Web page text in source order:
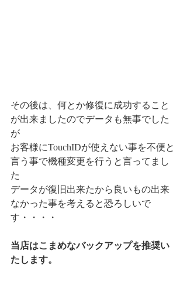
その後は、何とか修復に成功すること
が出来ましたのでデータも無事でした
が
お客様にTouchIDが使えない事を不便と
言う事で機種変更を行うと言ってまし
た
データが復旧出来たから良いもの出来
なかった事を考えると恐ろしいで
す・・・・
当店はこまめなバックアップを推奨い
たします。